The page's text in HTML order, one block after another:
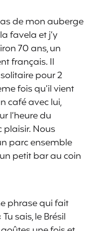
de mon auberge
favela et j’y
70 ans, un
français. Il
pour 2
fois qu’il vient
café avec lui,
l’heure du
plaisir. Nous
parc ensemble
petit bar au coin
phrase qui fait
sais, le Brésil